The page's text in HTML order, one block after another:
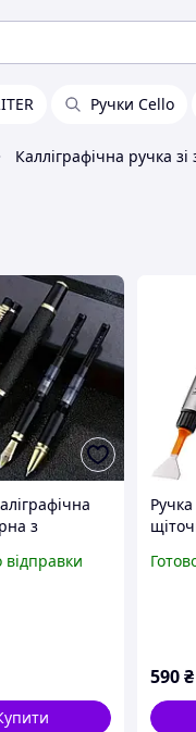
Ручки Cello
з
відправки
590₴